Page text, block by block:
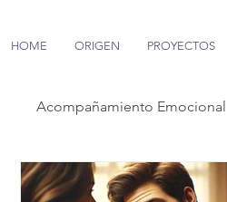
HOME ORIGEN PROYECTOS
Acompañamiento Emocional